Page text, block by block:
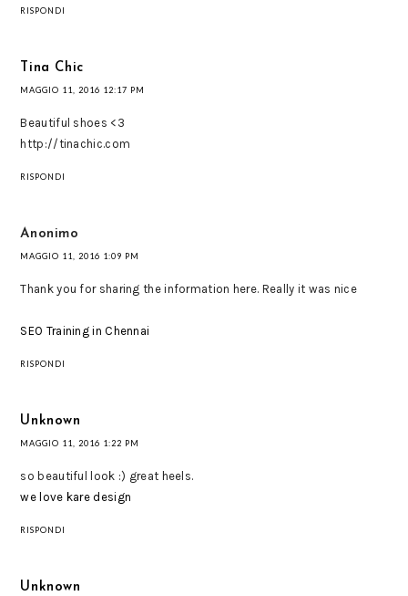
RISPONDI
Tina Chic
MAGGIO 11, 2016 12:17 PM
Beautiful shoes <3
http://tinachic.com
RISPONDI
Anonimo
MAGGIO 11, 2016 1:09 PM
Thank you for sharing the information here. Really it was nice
SEO Training in Chennai
RISPONDI
Unknown
MAGGIO 11, 2016 1:22 PM
so beautiful look :) great heels.
we love kare design
RISPONDI
Unknown